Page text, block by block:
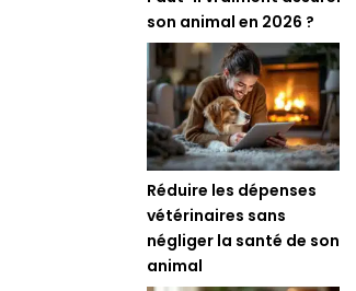
son animal en 2026 ?
Réduire les dépenses
vétérinaires sans
négliger la santé de son
animal